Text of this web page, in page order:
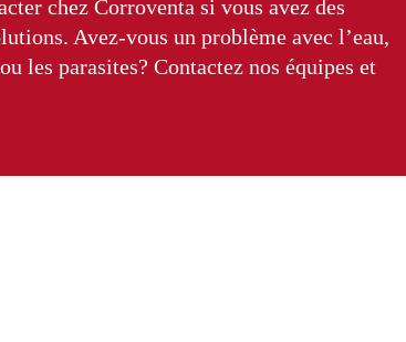
chez Corroventa si vous avez des
Avez-vous un problème avec l’eau,
les parasites? Contactez nos équipes et